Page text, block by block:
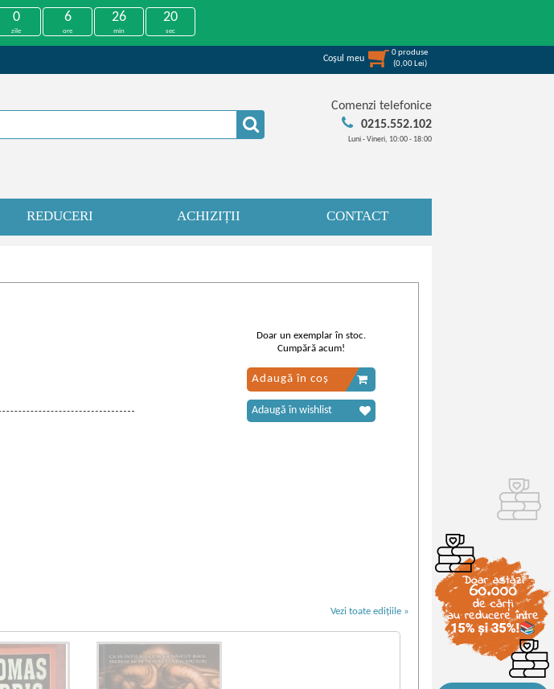
0
zile
6
ore
26
min
20
sec
Coşul meu
0produse
(0,00 Lei)
Comenzi telefonice
0215.552.102
Luni - Vineri, 10:00 - 18:00
REDUCERI ACHIZIȚII CONTACT
Doar un exemplar în stoc.
Cumpără acum!
Adaugă în coș
Adaugă în wishlist
Vezi toate edițiile »